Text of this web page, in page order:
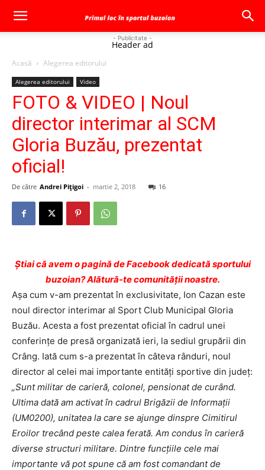
- Publicitate -
Header ad
Acasă Alegerea editorului
Alegerea editorului Video
FOTO & VIDEO | Noul
director interimar al SCM
Gloria Buzău, prezentat
oficial!
De către Andrei Pițigoi - martie 2, 2018 16
Ştiai că avem o pagină de Facebook dedicată sportului
buzoian? Alătură-te comunității noastre.
Aşa cum v-am prezentat în exclusivitate, Ion Cazan este
noul director interimar al Sport Club Municipal Gloria
Buzău. Acesta a fost prezentat oficial în cadrul unei
conferinţe de presă organizată ieri, la sediul grupării din
Crâng. Iată cum s-a prezentat în câteva rânduri, noul
director al celei mai importante entităţi sportive din judeţ:
„Sunt militar de carieră, colonel, pensionat de curând.
Ultima dată am activat în cadrul Brigăzii de Informații
(UM0200), unitatea la care se ajunge dinspre Cimitirul
Eroilor trecând peste calea ferată. Am condus în carieră
diverse structuri militare. Dintre funcțiile cele mai
importante vă pot spune că am fost comandant de